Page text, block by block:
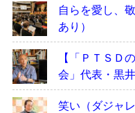
自らを愛し、
あり）
【「ＰＴＳＤ
会」代表・黒
笑い（ダジャ